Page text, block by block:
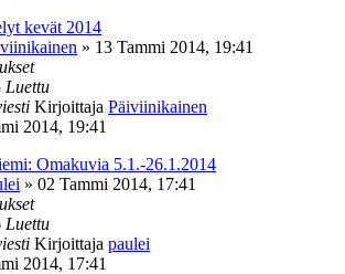
kevät 2014
» 13 Tammi 2014, 19:41
Luettu
Kirjoittaja Päiviinikainen
2014, 19:41
Omakuvia 5.1.-26.1.2014
» 02 Tammi 2014, 17:41
Luettu
Kirjoittaja paulei
2014, 17:41